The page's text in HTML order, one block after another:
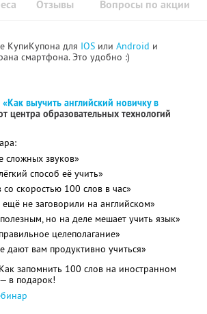
Отзывы Вопросы по акции
КупиКупона для IOS или Android и
смартфона. Это удобно :)
«Как выучить английский новичку в
центра образовательных технологий
сложных звуков»
способ её учить»
скоростью 100 слов в час»
не заговорили на английском»
но на деле мешает учить язык»
целеполагание»
вам продуктивно учиться»
запомнить 100 слов на иностранном
в подарок!